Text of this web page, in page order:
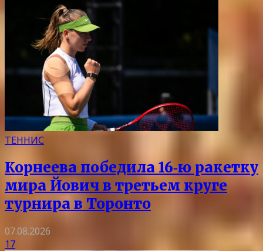
ТЕННИС
Корнеева победила 16‑ю ракетку
мира Йович в третьем круге
турнира в Торонто
07.08.2026
17